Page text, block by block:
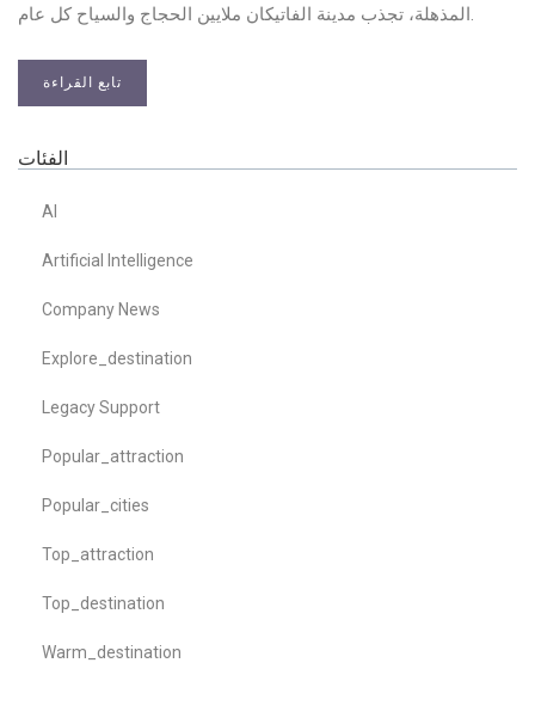
المذهلة، تجذب مدينة الفاتيكان ملايين الحجاج والسياح كل عام.
تابع القراءة
الفئات
AI
Artificial Intelligence
Company News
Explore_destination
Legacy Support
Popular_attraction
Popular_cities
Top_attraction
Top_destination
Warm_destination